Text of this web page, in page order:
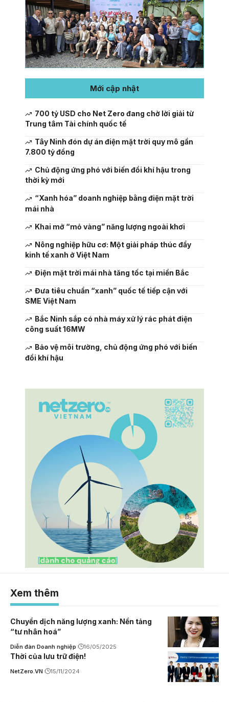
Mới cập nhật
700 tỷ USD cho Net Zero đang chờ lời giải từ
Trung tâm Tài chính quốc tế
Tây Ninh đón dự án điện mặt trời quy mô gần
7.800 tỷ đồng
Chủ động ứng phó với biến đổi khí hậu trong
thời kỳ mới
“Xanh hóa” doanh nghiệp bằng điện mặt trời
mái nhà
Khai mở “mỏ vàng” năng lượng ngoài khơi
Nông nghiệp hữu cơ: Một giải pháp thúc đẩy
kinh tế xanh ở Việt Nam
Điện mặt trời mái nhà tăng tốc tại miền Bắc
Đưa tiêu chuẩn “xanh” quốc tế tiếp cận với
SME Việt Nam
Bắc Ninh sắp có nhà máy xử lý rác phát điện
công suất 16MW
Bảo vệ môi trường, chủ động ứng phó với biến
đổi khí hậu
Xem thêm
Chuyển dịch năng lượng xanh: Nền tảng
“tư nhân hoá”
Diễn đàn Doanh nghiệp 16/05/2025
Thời của lưu trữ điện!
NetZero.VN 15/11/2024